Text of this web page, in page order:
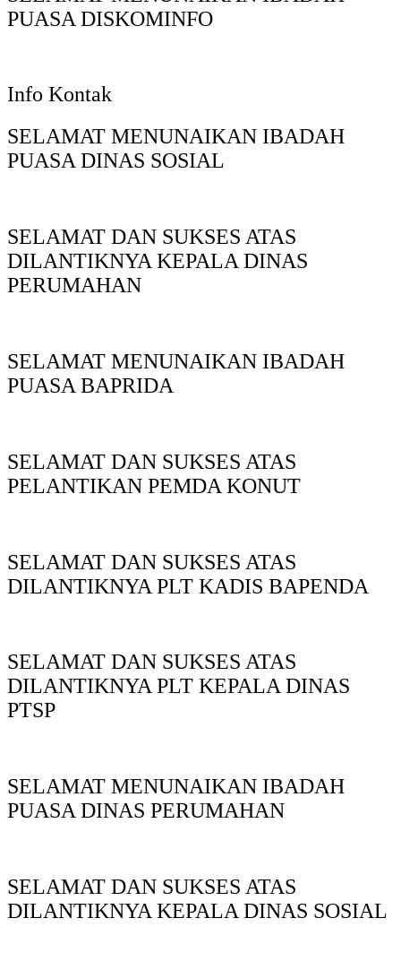
PUASA DISKOMINFO
Info Kontak
SELAMAT MENUNAIKAN IBADAH
PUASA DINAS SOSIAL
SELAMAT DAN SUKSES ATAS
DILANTIKNYA KEPALA DINAS
PERUMAHAN
SELAMAT MENUNAIKAN IBADAH
PUASA BAPRIDA
SELAMAT DAN SUKSES ATAS
PELANTIKAN PEMDA KONUT
SELAMAT DAN SUKSES ATAS
DILANTIKNYA PLT KADIS BAPENDA
SELAMAT DAN SUKSES ATAS
DILANTIKNYA PLT KEPALA DINAS
PTSP
SELAMAT MENUNAIKAN IBADAH
PUASA DINAS PERUMAHAN
SELAMAT DAN SUKSES ATAS
DILANTIKNYA KEPALA DINAS SOSIAL